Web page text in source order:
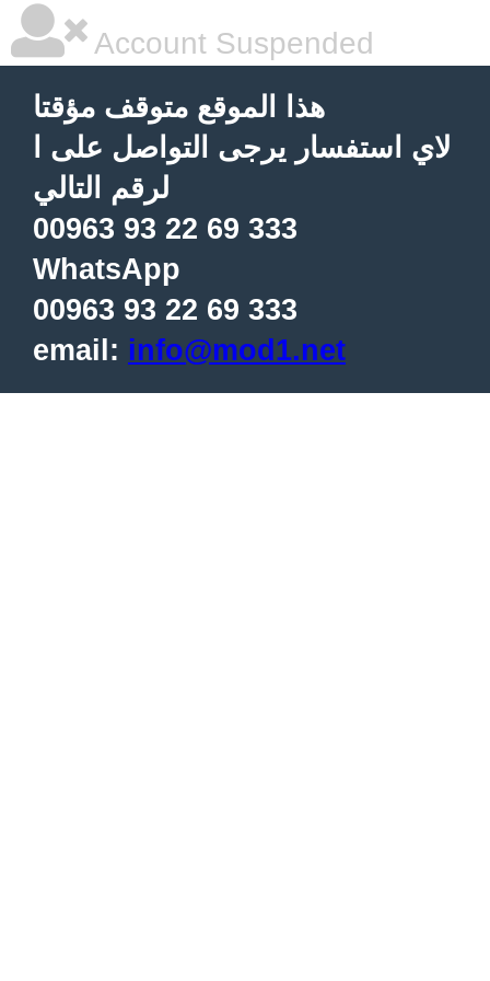
Account Suspended
هذا الموقع متوقف مؤقتا
لاي استفسار يرجى التواصل على ا
لرقم التالي
00963 93 22 69 333
WhatsApp
00963 93 22 69 333
email: info@mod1.net